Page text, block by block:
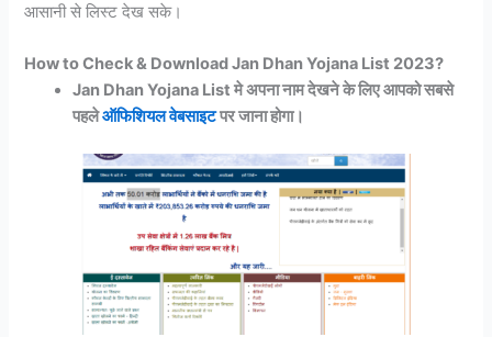
आसानी से लिस्ट देख सके।
How to Check & Download Jan Dhan Yojana List 2023?
Jan Dhan Yojana List मे अपना नाम देखने के लिए आपको सबसे
पहलेऑफिशियल वेबसाइटपर जाना होगा।